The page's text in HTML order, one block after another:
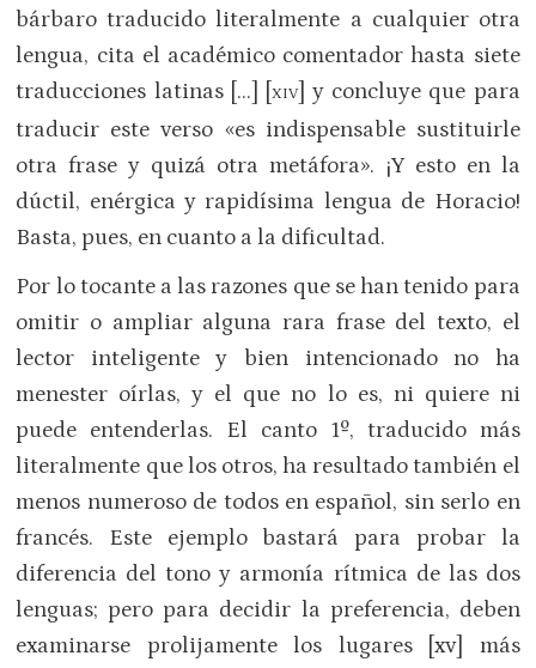
bárbaro traducido literalmente a cualquier otra
lengua, cita el académico comentador hasta siete
traducciones latinas […] [
XIV] y concluye que para
traducir este verso «es indispensable sustituirle
otra frase y quizá otra metáfora». ¡Y esto en la
dúctil, enérgica y rapidísima lengua de Horacio!
Basta, pues, en cuanto a la dificultad.
Por lo tocante a las razones que se han tenido para
omitir o ampliar alguna rara frase del texto, el
lector inteligente y bien intencionado no ha
menester oírlas, y el que no lo es, ni quiere ni
puede entenderlas. El canto 1º, traducido más
literalmente que los otros, ha resultado también el
menos numeroso de todos en español, sin serlo en
francés. Este ejemplo bastará para probar la
diferencia del tono y armonía rítmica de las dos
lenguas; pero para decidir la preferencia, deben
examinarse prolijamente los lugares [xv] más